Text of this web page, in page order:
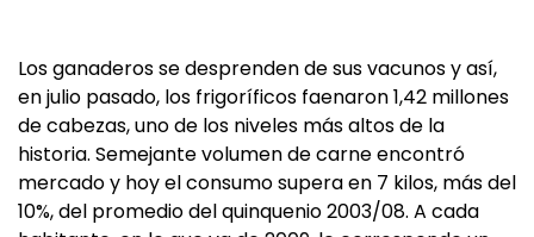
Los ganaderos se desprenden de sus vacunos y así,
en julio pasado, los frigoríficos faenaron 1,42 millones
de cabezas, uno de los niveles más altos de la
historia. Semejante volumen de carne encontró
mercado y hoy el consumo supera en 7 kilos, más del
10%, del promedio del quinquenio 2003/08. A cada